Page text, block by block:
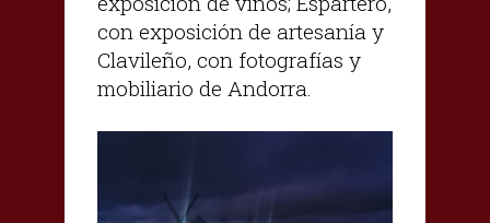
con exposición de artesanía y
Clavileño, con fotografías y
mobiliario de Andorra.